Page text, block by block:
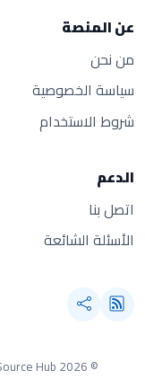
عن المنصة
من نحن
سياسة الخصوصية
شروط الاستخدام
الدعم
اتصل بنا
الأسئلة الشائعة
© 2026 Source Hub.